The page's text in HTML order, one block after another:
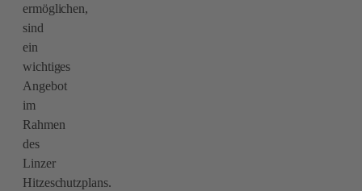
ermöglichen,
sind
ein
wichtiges
Angebot
im
Rahmen
des
Linzer
Hitzeschutzplans.